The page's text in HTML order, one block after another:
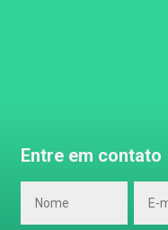
Entre em contato